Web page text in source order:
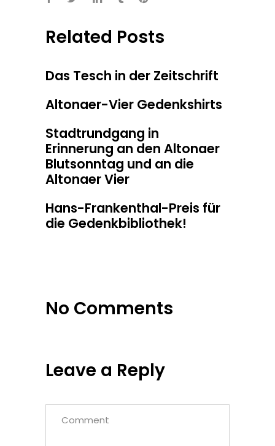
Related Posts
Das Tesch in der Zeitschrift
Altonaer-Vier Gedenkshirts
Stadtrundgang in
Erinnerung an den Altonaer
Blutsonntag und an die
Altonaer Vier
Hans-Frankenthal-Preis für
die Gedenkbibliothek!
No Comments
Leave a Reply